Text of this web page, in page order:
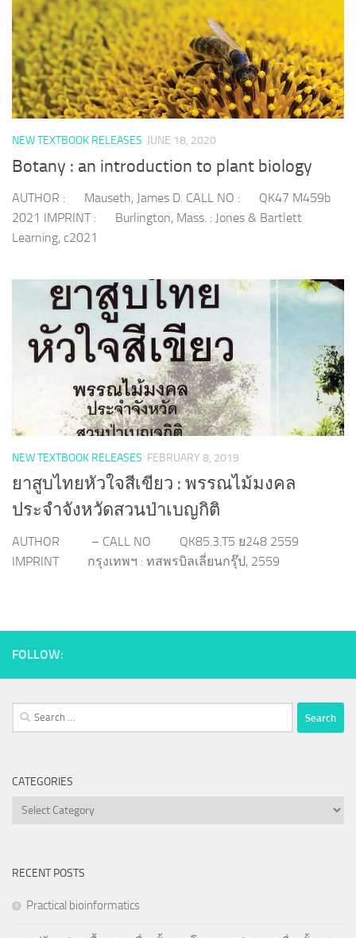
NEW TEXTBOOK RELEASES JUNE 18, 2020
Botany : an introduction to plant biology
AUTHOR : Mauseth, James D. CALL NO : QK47 M459b
2021 IMPRINT : Burlington, Mass. : Jones & Bartlett
Learning, c2021
NEW TEXTBOOK RELEASES FEBRUARY 8, 2019
ยาสูบไทยหัวใจสีเขียว : พรรณไม้มงคล
ประจำจังหวัดสวนป่าเบญกิติ
AUTHOR – CALL NO QK85.3.T5 ย248 2559
IMPRINT กรุงเทพฯ : ทสพรบิลเลี่ยนกรุ๊ป, 2559
FOLLOW:
Search
for:
CATEGORIES
Categories
RECENT POSTS
Practical bioinformatics